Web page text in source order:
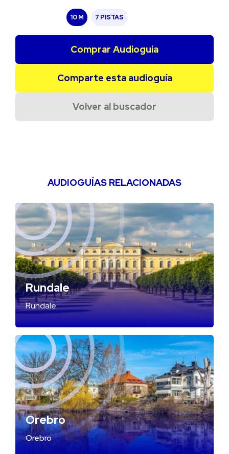
10 M 7 PISTAS
Comprar Audioguia
Comparte esta audioguía
Volver al buscador
AUDIOGUÍAS RELACIONADAS
Rundale
Rundale
Orebro
Orebro